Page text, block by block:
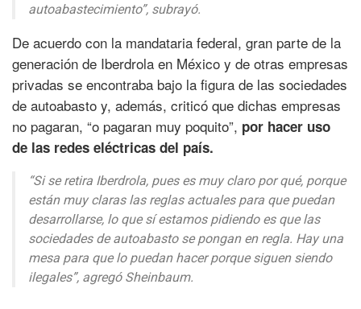
autoabastecimiento”, subrayó.
De acuerdo con la mandataria federal, gran parte de la
generación de Iberdrola en México y de otras empresas
privadas se encontraba bajo la figura de las sociedades
de autoabasto y, además, criticó que dichas empresas
no pagaran, “o pagaran muy poquito”, por hacer uso
de las redes eléctricas del país.
“Si se retira Iberdrola, pues es muy claro por qué, porque
están muy claras las reglas actuales para que puedan
desarrollarse, lo que sí estamos pidiendo es que las
sociedades de autoabasto se pongan en regla. Hay una
mesa para que lo puedan hacer porque siguen siendo
ilegales”, agregó Sheinbaum.